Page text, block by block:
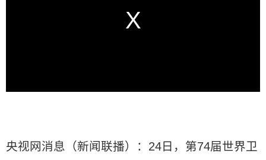
央视网消息（新闻联播）：24日，第74届世界卫